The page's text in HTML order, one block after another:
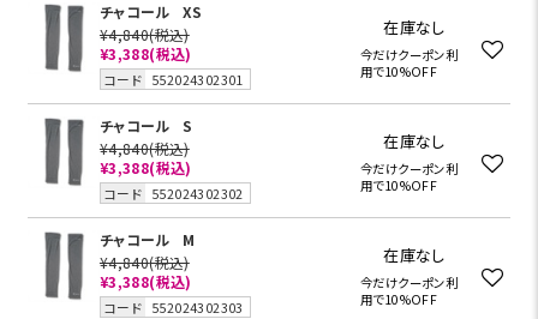
チャコール
XS
¥4,840(税込)
¥3,388(税込)
コード 552024302301
在庫なし
今だけクーポン利
用で10%OFF
チャコール
S
¥4,840(税込)
¥3,388(税込)
コード 552024302302
在庫なし
今だけクーポン利
用で10%OFF
チャコール
M
¥4,840(税込)
¥3,388(税込)
コード 552024302303
在庫なし
今だけクーポン利
用で10%OFF